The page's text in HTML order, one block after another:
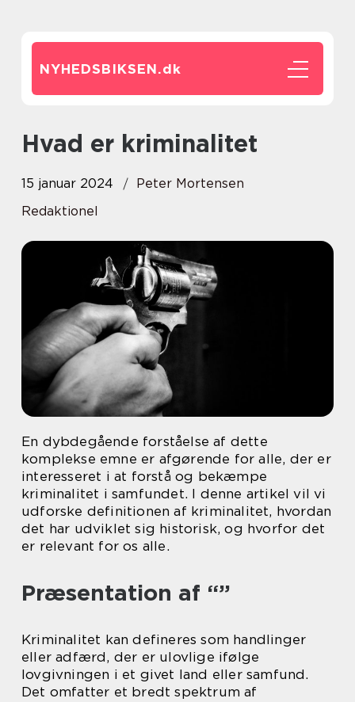
NYHEDSBIKSEN.dk
Hvad er kriminalitet
15 januar 2024
Peter Mortensen
Redaktionel
En dybdegående forståelse af dette
komplekse emne er afgørende for alle, der er
interesseret i at forstå og bekæmpe
kriminalitet i samfundet. I denne artikel vil vi
udforske definitionen af kriminalitet, hvordan
det har udviklet sig historisk, og hvorfor det
er relevant for os alle.
Præsentation af “”
Kriminalitet kan defineres som handlinger
eller adfærd, der er ulovlige ifølge
lovgivningen i et givet land eller samfund.
Det omfatter et bredt spektrum af